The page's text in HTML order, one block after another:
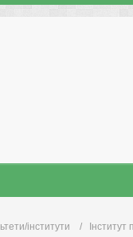
інститути